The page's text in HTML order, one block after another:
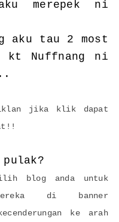
merepek ni
aku tau 2 most
kt Nuffnang ni
jika klik dapat
blog anda untuk
di banner
ke arah